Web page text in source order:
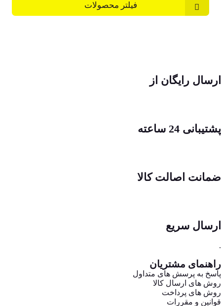
فیلتر محصولات
ارسال رایگان از
پشتیبانی 24 ساعته
ضمانت اصالت کالا
ارسال سریع
.
راهنمای مشتریان
پاسخ به پرسش های متداول
روش های ارسال کالا
روش های پرداخت
قوانین و مقررات